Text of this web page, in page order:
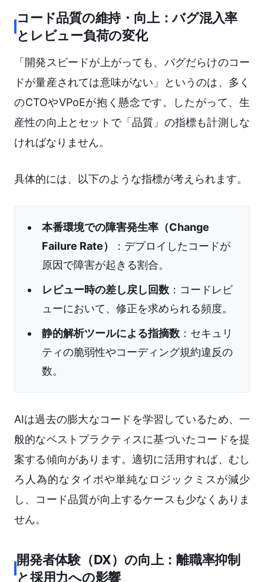
コード品質の維持・向上：バグ混入率
とレビュー負荷の変化
「開発スピードが上がっても、バグだらけのコー
ドが量産されては意味がない」というのは、多く
のCTOやVPoEが抱く懸念です。したがって、生
産性の向上とセットで「品質」の指標も計測しな
ければなりません。
具体的には、以下のような指標が考えられます。
本番環境での障害発生率（Change
Failure Rate）
：デプロイしたコードが
原因で障害が起きる割合。
レビュー時の差し戻し回数 ：コードレビ
ューにおいて、修正を求められる頻度。
静的解析ツールによる指摘数 ：セキュリ
ティの脆弱性やコーディング規約違反の
数。
AIは過去の膨大なコードを学習しているため、一
般的なベストプラクティスに基づいたコードを提
案する傾向があります。適切に活用すれば、むし
ろ人為的なタイポや単純なロジックミスが減少
し、コード品質が向上するケースも少なくありま
せん。
開発者体験（DX）の向上：離職率抑制
と採用力への影響